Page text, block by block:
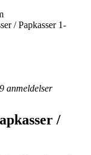
/ Papkasser 1-
anmeldelser
/